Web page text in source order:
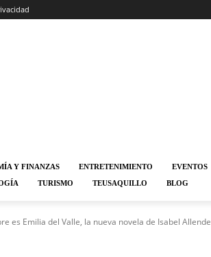
Y FINANZAS ENTRETENIMIENTO EVENTOS
TURISMO TEUSAQUILLO BLOG
es Emilia del Valle, la nueva novela de Isabel Allende